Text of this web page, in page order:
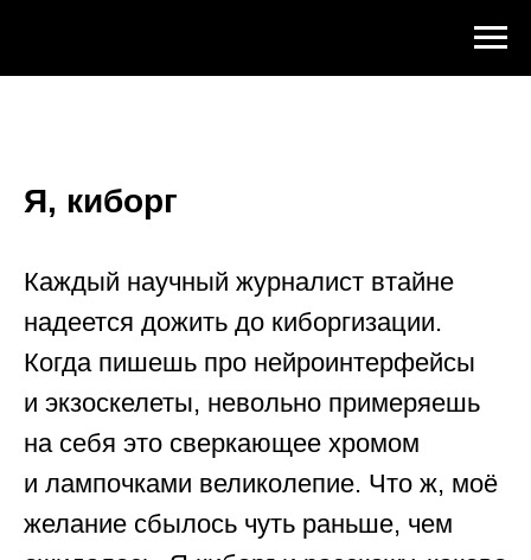
Я, киборг
Каждый научный журналист втайне
надеется дожить до киборгизации.
Когда пишешь про нейроинтерфейсы
и экзоскелеты, невольно примеряешь
на себя это сверкающее хромом
и лампочками великолепие. Что ж, моё
желание сбылось чуть раньше, чем